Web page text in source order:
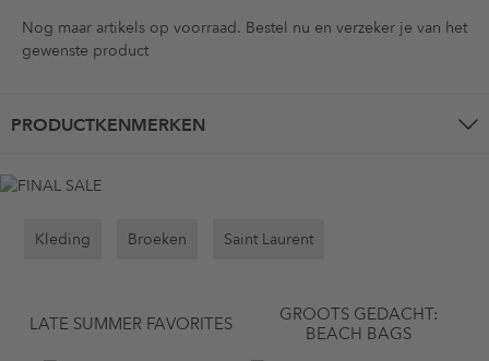
Nog maar artikels op voorraad. Bestel nu en verzeker je van het
gewenste product
PRODUCTKENMERKEN
Kleding Broeken Saint Laurent
LATE SUMMER FAVORITES
GROOTS GEDACHT:
BEACH BAGS